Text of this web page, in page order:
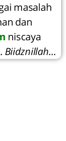
masalah
dan
niscaya
Biidznillah…